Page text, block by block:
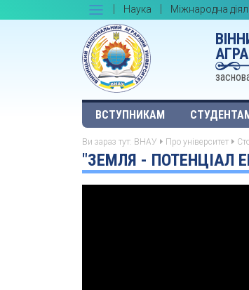
Наука Міжнародна
ВСТУПНИКАМ
Ви зараз тут: ВНАУ Про університет
"ЗЕМЛЯ - ПОТЕНЦІАЛ